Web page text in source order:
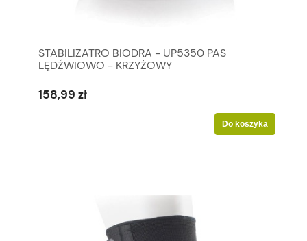
STABILIZATRO BIODRA - UP5350 PAS
LĘDŹWIOWO - KRZYŻOWY
158,99 zł
Do koszyka